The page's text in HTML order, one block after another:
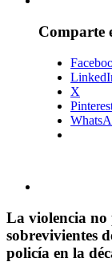
Comparte
X
La violencia no
sobrevivientes
policía en la